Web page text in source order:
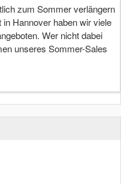
zum Sommer verlängern
Hannover haben wir viele
Wer nicht dabei
unseres Sommer-Sales